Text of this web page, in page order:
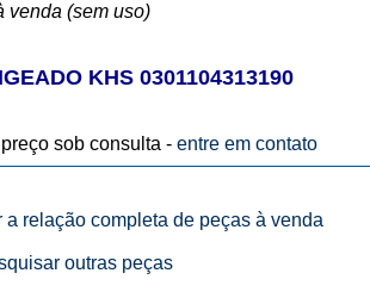
venda (sem uso)
KHS 0301104313190
sob consulta - entre em contato
relação completa de peças à venda
outras peças